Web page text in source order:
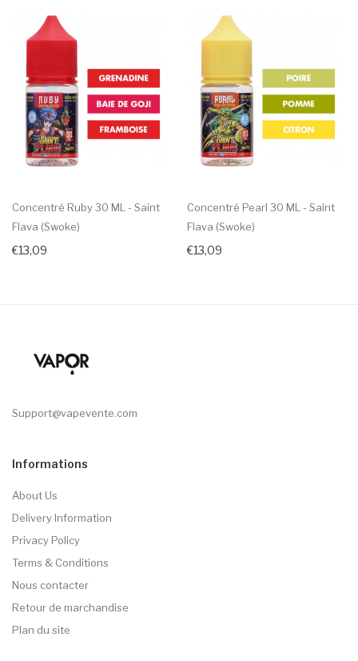
Concentré Ruby 30 ML - Saint
Flava (Swoke)
€13,09
Concentré Pearl 30 ML - Saint
Flava (Swoke)
€13,09
Support@vapevente.com
Informations
About Us
Delivery Information
Privacy Policy
Terms & Conditions
Nous contacter
Retour de marchandise
Plan du site